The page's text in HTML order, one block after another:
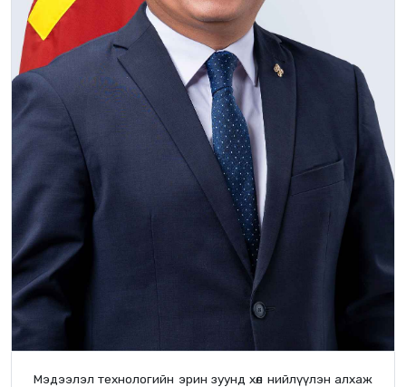
Мэдээлэл технологийн эрин зуунд хөл нийлүүлэн алхаж